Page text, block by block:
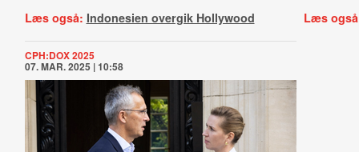
Læs også: Indonesien overgik Hollywood Læs
CPH:DOX 2025
07. MAR. 2025 | 10:58